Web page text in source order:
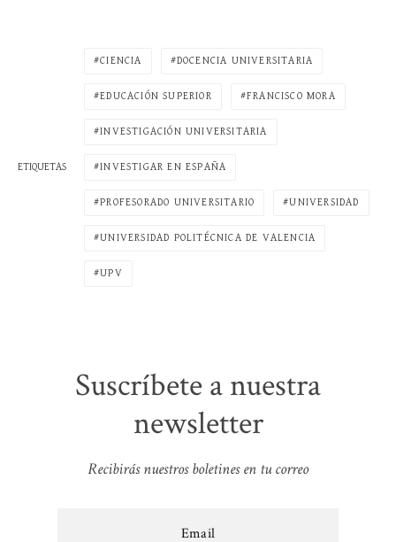
ETIQUETAS
CIENCIA DOCENCIA UNIVERSITARIA
EDUCACIÓN SUPERIOR FRANCISCO MORA
INVESTIGACIÓN UNIVERSITARIA
INVESTIGAR EN ESPAÑA
PROFESORADO UNIVERSITARIO UNIVERSIDAD
UNIVERSIDAD POLITÉCNICA DE VALENCIA
UPV
Suscríbete a nuestra
newsletter
Recibirás nuestros boletines en tu correo